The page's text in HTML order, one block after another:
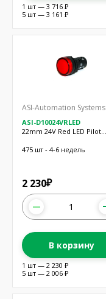
1 шт — 3 716 ₽
5 шт — 3 161 ₽
ASI-D10024VRLED
22mm 24V Red LED Pilot
475 шт - 4-6 недель
2 230₽
В корзину
1 шт — 2 230 ₽
5 шт — 2 006 ₽